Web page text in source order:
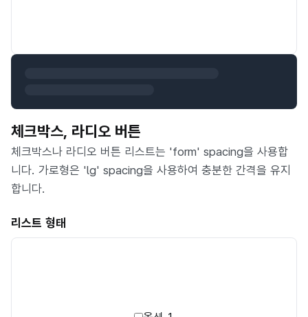
체크박스, 라디오 버튼
체크박스나 라디오 버튼 리스트는 'form' spacing을 사용합
니다. 가로형은 'lg' spacing을 사용하여 충분한 간격을 유지
합니다.
리스트 형태